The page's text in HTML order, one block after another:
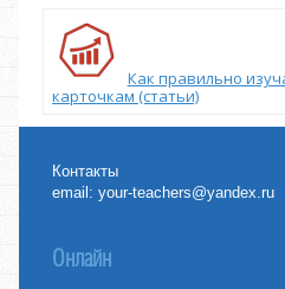
Как правильно
карточкам (статьи)
Контакты
email:your-teachers@yandex.ru
Онлайн